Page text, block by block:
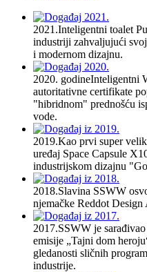
2021.Inteligentni toalet
industriji zahvaljujući
i modernom dizajnu.
2020. godineInteligentni
autoritativne certifikate
"hibridnom" prednošću
vode.
2019.Kao prvi super
uređaj Space Capsule
industrijskom dizajnu
2018.Slavina SSWW
njemačke Reddot Design
2017.SSWW je
emisije „Tajni dom
gledanosti sličnih
industrije.